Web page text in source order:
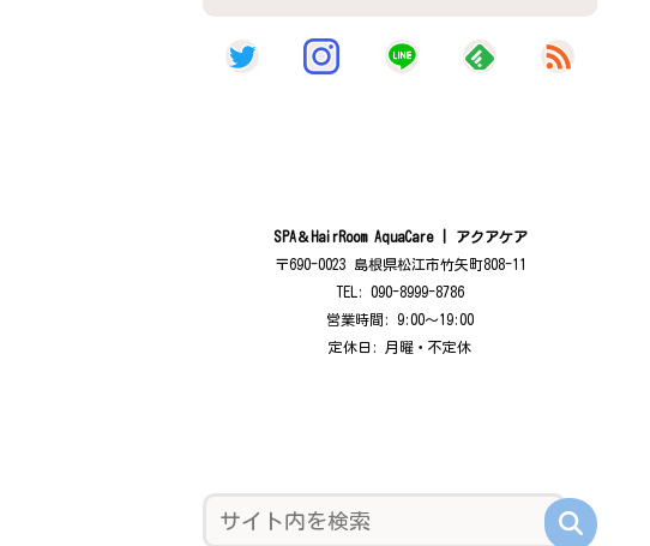
SPA＆HairRoom AquaCare | アクアケア
〒690-0023 島根県松江市竹矢町808-11
TEL: 090-8999-8786
営業時間: 9:00〜19:00
定休日: 月曜・不定休